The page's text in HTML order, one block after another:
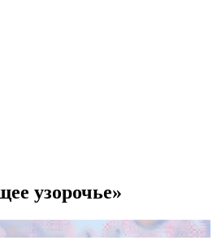
узорочье»